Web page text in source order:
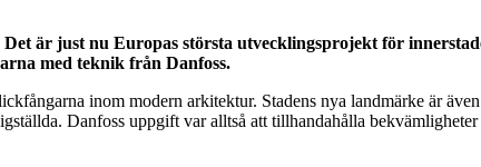
är just nu Europas största utvecklingsprojekt för
med teknik från Danfoss.
inom modern arkitektur. Stadens nya landmärke är
Danfoss uppgift var alltså att tillhandahålla